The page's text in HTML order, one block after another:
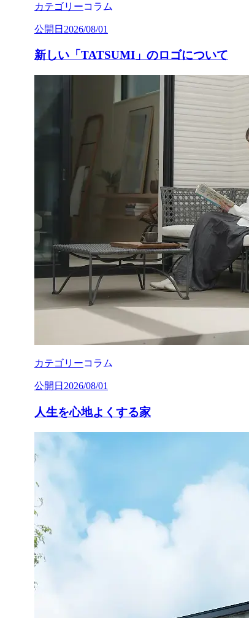
カテゴリーコラム
公開日 2026/08/01
新しい「TATSUMI」のロゴについて
カテゴリーコラム
公開日 2026/08/01
人生を心地よくする家